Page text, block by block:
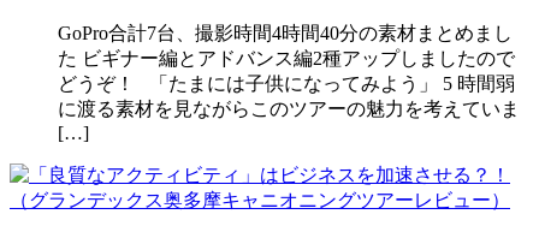
GoPro合計7台、撮影時間4時間40分の素材まとめまし
た ビギナー編とアドバンス編2種アップしましたので
どうぞ！ 「たまには子供になってみよう」 5 時間弱
に渡る素材を見ながらこのツアーの魅力を考えていま
[…]